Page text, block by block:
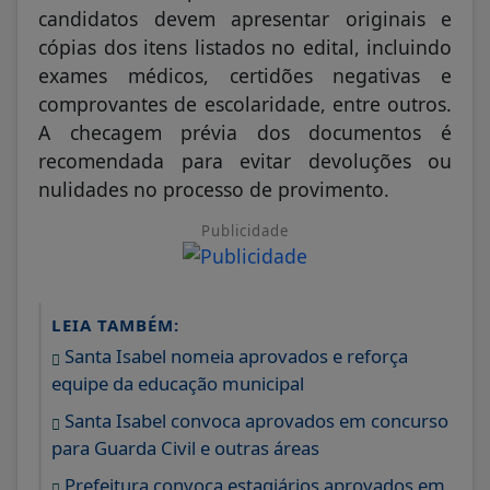
candidatos devem apresentar originais e
cópias dos itens listados no edital, incluindo
exames médicos, certidões negativas e
comprovantes de escolaridade, entre outros.
A checagem prévia dos documentos é
recomendada para evitar devoluções ou
nulidades no processo de provimento.
Publicidade
LEIA TAMBÉM:
Santa Isabel nomeia aprovados e reforça
equipe da educação municipal
Santa Isabel convoca aprovados em concurso
para Guarda Civil e outras áreas